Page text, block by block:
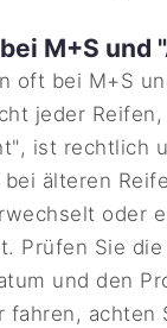
M+S und
oft bei M+S
jeder Reifen,
ist rechtlich
älteren
oder
Prüfen Sie
und den
fahren, achten